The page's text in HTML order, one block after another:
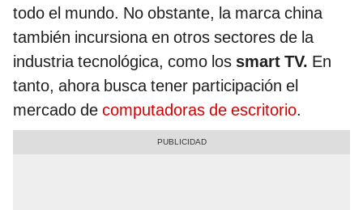
todo el mundo. No obstante, la marca china
también incursiona en otros sectores de la
industria tecnológica, como los smart TV. En
tanto, ahora busca tener participación el
mercado de computadoras de escritorio.